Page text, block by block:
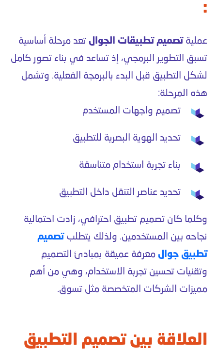
:
عمليةتصميم تطبيقات الجوال تعد مرحلة أساسية
تسبق التطوير البرمجي، إذ تساعد في بناء تصور كامل
لشكل التطبيق قبل البدء بالبرمجة الفعلية. وتشمل
هذه المرحلة:
تصميم واجهات المستخدم
تحديد الهوية البصرية للتطبيق
بناء تجربة استخدام متناسقة
تحديد عناصر التنقل داخل التطبيق
وكلما كان تصميم تطبيق احترافي، زادت احتمالية
نجاحه بين المستخدمين. ولذلك يتطلبتصميم
تطبيق جوال معرفة عميقة بمبادئ التصميم
وتقنيات تحسين تجربة الاستخدام، وهي من أهم
مميزات الشركات المتخصصة مثل تسوق.
العلاقة بين تصميم التطبيق